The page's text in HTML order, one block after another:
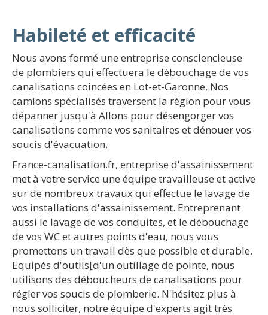
Habileté et efficacité
Nous avons formé une entreprise consciencieuse
de plombiers qui effectuera le débouchage de vos
canalisations coincées en Lot-et-Garonne. Nos
camions spécialisés traversent la région pour vous
dépanner jusqu'à Allons pour désengorger vos
canalisations comme vos sanitaires et dénouer vos
soucis d'évacuation.
France-canalisation.fr, entreprise d'assainissement
met à votre service une équipe travailleuse et active
sur de nombreux travaux qui effectue le lavage de
vos installations d'assainissement. Entreprenant
aussi le lavage de vos conduites, et le débouchage
de vos WC et autres points d'eau, nous vous
promettons un travail dès que possible et durable.
Equipés d'outils[d'un outillage de pointe, nous
utilisons des déboucheurs de canalisations pour
régler vos soucis de plomberie. N'hésitez plus à
nous solliciter, notre équipe d'experts agit très